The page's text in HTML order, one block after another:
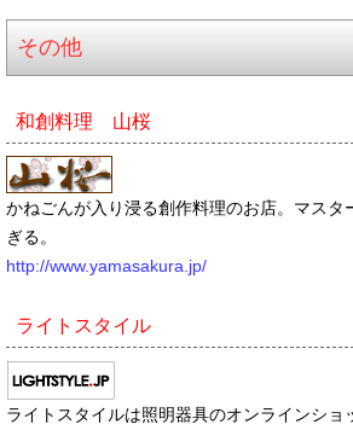
その他
和創料理 山桜
かねごんが入り浸る創作料理のお店。マスタ
ぎる。
http://www.yamasakura.jp/
ライトスタイル
ライトスタイルは照明器具のオンラインショ